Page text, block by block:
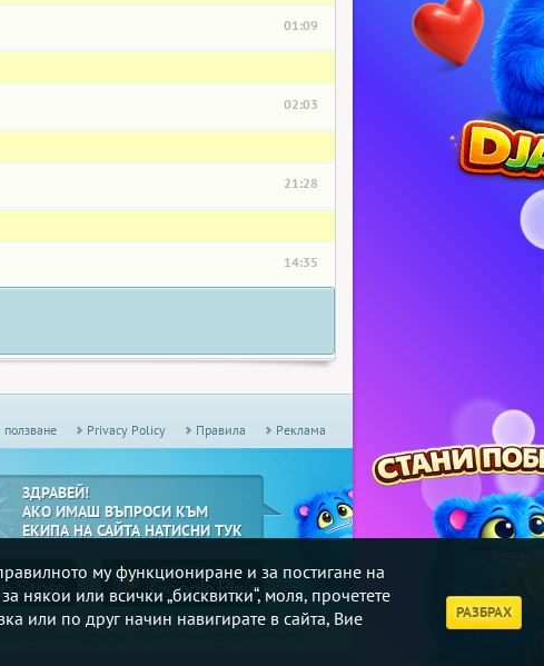
01:09
02:03
21:28
14:35
му функциониране и за постигане на
някои или всички „бисквитки“, моля, прочетете
или по друг начин навигирате в сайта, Вие
РАЗБРАХ
ползване Privacy Policy Правила Реклама
ЗДРАВЕЙ!
АКО ИМАШ ВЪПРОСИ КЪМ
ЕКИПА НА САЙТА НАТИСНИ ТУК